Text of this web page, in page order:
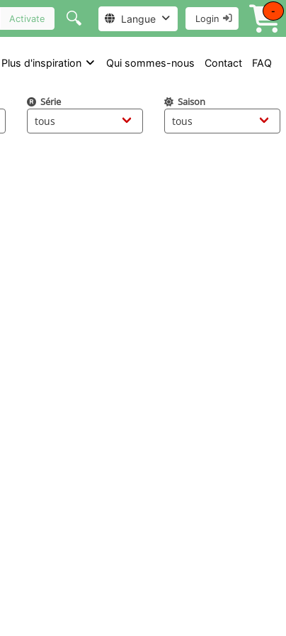
Activate 🔍 Langue Login
-
Plus d'inspiration Qui sommes-nous Contact FAQ
Série Saison